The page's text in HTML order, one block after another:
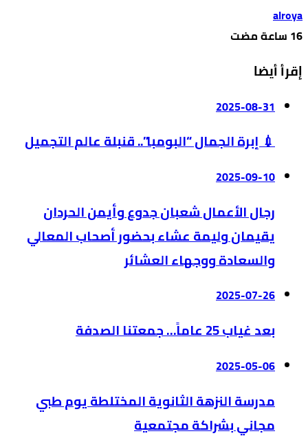
alroya
إقرأ أيضا
2025-08-31
💉 إبرة الجمال “البومبا”.. قنبلة عالم التجميل
2025-09-10
رجال الأعمال شعبان جدوع وأيمن الحردان
يقيمان وليمة عشاء بحضور أصحاب المعالي
والسعادة ووجهاء العشائر
2025-07-26
بعد غياب 25 عاماً… جمعتنا الصدفة
2025-05-06
مدرسة النزهة الثانوية المختلطة يوم طبي
مجاني بشراكة مجتمعية